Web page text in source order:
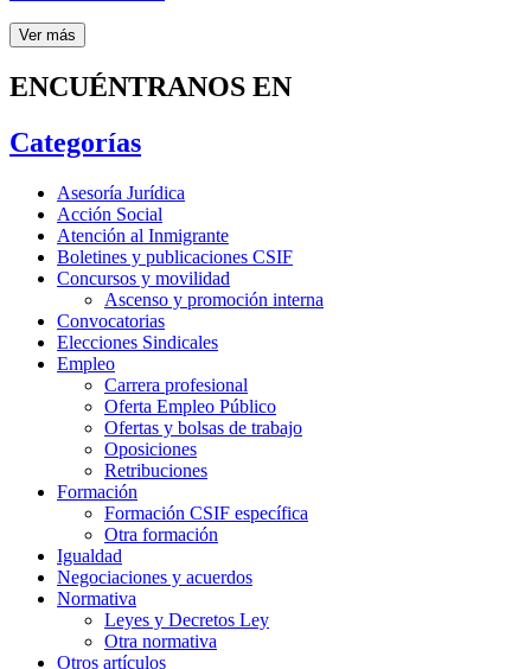
Ver más
ENCUÉNTRANOS EN
Categorías
Asesoría Jurídica
Acción Social
Atención al Inmigrante
Boletines y publicaciones CSIF
Concursos y movilidad
Ascenso y promoción interna
Convocatorias
Elecciones Sindicales
Empleo
Carrera profesional
Oferta Empleo Público
Ofertas y bolsas de trabajo
Oposiciones
Retribuciones
Formación
Formación CSIF específica
Otra formación
Igualdad
Negociaciones y acuerdos
Normativa
Leyes y Decretos Ley
Otra normativa
Otros artículos